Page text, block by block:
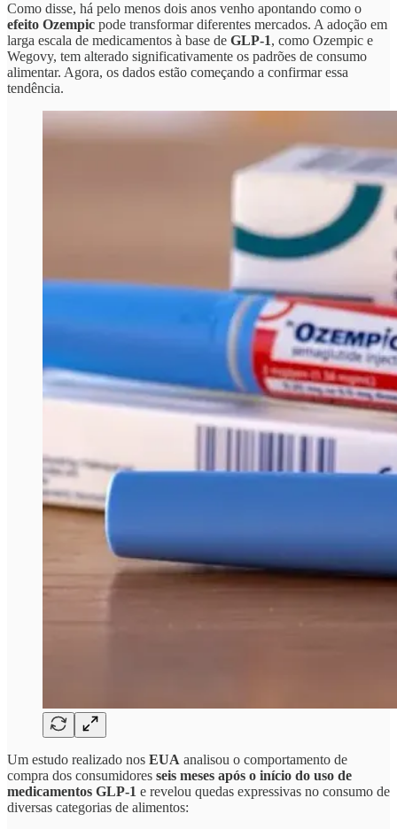
Como disse, há pelo menos dois anos venho apontando como o
efeito Ozempic pode transformar diferentes mercados. A adoção em
larga escala de medicamentos à base de GLP-1, como Ozempic e
Wegovy, tem alterado significativamente os padrões de consumo
alimentar. Agora, os dados estão começando a confirmar essa
tendência.
Um estudo realizado nos EUA analisou o comportamento de
compra dos consumidores seis meses após o início do uso de
medicamentos GLP-1 e revelou quedas expressivas no consumo de
diversas categorias de alimentos: